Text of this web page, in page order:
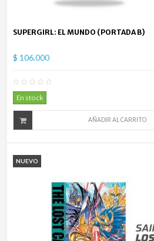
SUPERGIRL: EL MUNDO (PORTADA B)
$ 106.000
En stock
AÑADIR AL CARRITO
NUEVO